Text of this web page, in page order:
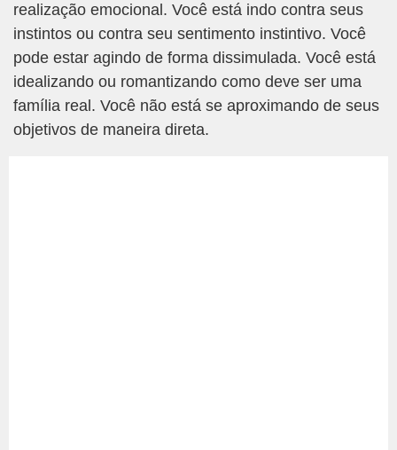
realização emocional. Você está indo contra seus
instintos ou contra seu sentimento instintivo. Você
pode estar agindo de forma dissimulada. Você está
idealizando ou romantizando como deve ser uma
família real. Você não está se aproximando de seus
objetivos de maneira direta.